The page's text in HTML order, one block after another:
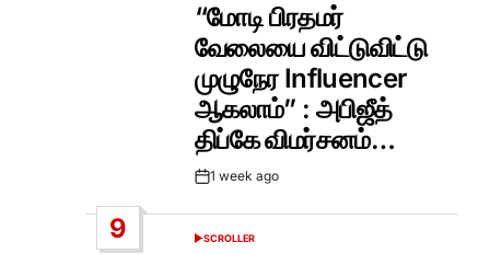
“மோடி பிரதமர்
வேலையை விட்டுவிட்டு
முழுநேர Influencer
ஆகலாம்” : அபிஜீத்
திப்கே விமர்சனம்…
Post1 week ago
9
POSTED
SCROLLER